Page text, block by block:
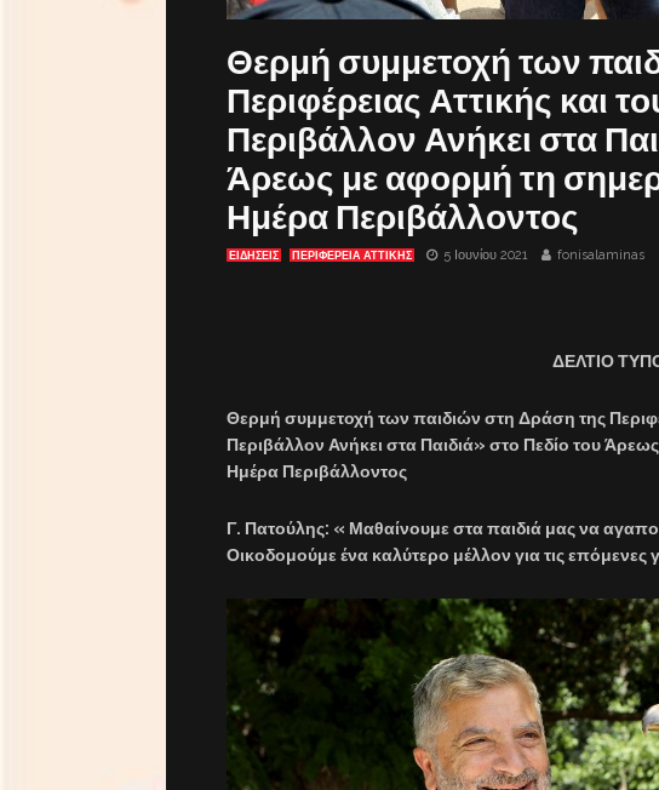
Θερμή συμμετοχή των
Περιφέρειας Αττικής και
Περιβάλλον Ανήκει στα
Άρεως με αφορμή τη
Ημέρα Περιβάλλοντος
ΕΙΔΗΣΕΙΣ ΠΕΡΙΦΕΡΕΙΑ ΑΤΤΙΚΗΣ 5 Ιουνίου 2021 fonisalaminas
ΔΕΛΤΙΟ
Θερμή συμμετοχή των παιδιών στη Δράση της
Περιβάλλον Ανήκει στα Παιδιά» στο Πεδίο του
Ημέρα Περιβάλλοντος
Γ. Πατούλης: « Μαθαίνουμε στα παιδιά μας να
Οικοδομούμε ένα καλύτερο μέλλον για τις επόμενες